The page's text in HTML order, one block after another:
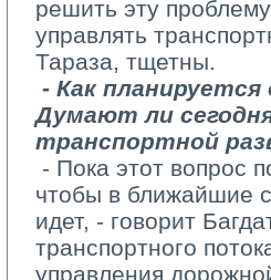
решить эту
управлять
Тараза, тщетны.
- Как
Думают ли
транспортной
- Пока этот вопрос
чтобы в ближайшие
идет, -­ говорит
транспортного
управления